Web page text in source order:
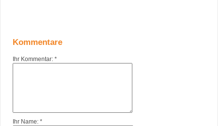
Kommentare
Ihr Kommentar: *
Ihr Name: *